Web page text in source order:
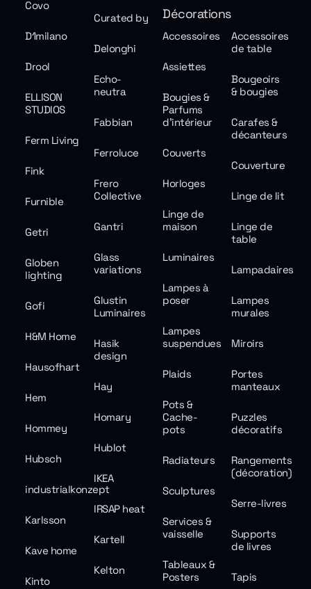
Covo
Curated by
D1milano
Delonghi
Drool
Echo-
neutra
ELLISON
STUDIOS
Fabbian
Ferm Living
Ferroluce
Fink
Frero
Collective
Furnible
Gantri
Getri
Glass
variations
Globen
lighting
Glustin
Luminaires
Gofi
H&M Home
Hasik
design
Hausofhart
Hay
Hem
Homary
Hommey
Hublot
Hubsch
IKEA
industrialkonzept
IRSAP heat
Karlsson
Kartell
Kave home
Kelton
Kinto
Décorations
Accessoires
Accessoires
de table
Assiettes
Bougeoirs
& bougies
Bougies &
Parfums
d'intérieur
Carafes &
décanteurs
Couverts
Couverture
Horloges
Linge de lit
Linge de
maison
Linge de
table
Luminaires
Lampadaires
Lampes à
poser
Lampes
murales
Lampes
suspendues
Miroirs
Plaids
Portes
manteaux
Pots &
Cache-
pots
Puzzles
décoratifs
Radiateurs
Rangements
(décoration)
Sculptures
Serre-livres
Services &
vaisselle
Supports
de livres
Tableaux &
Posters
Tapis